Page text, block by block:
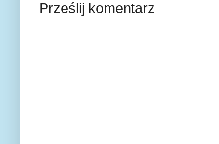
Prześlij komentarz